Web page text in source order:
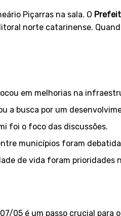
Piçarras na sala. O
norte catarinense.
em melhorias na
a busca por um
foi o foco das discussões.
municípios foram
de vida foram prioridades
05 é um passo crucial para